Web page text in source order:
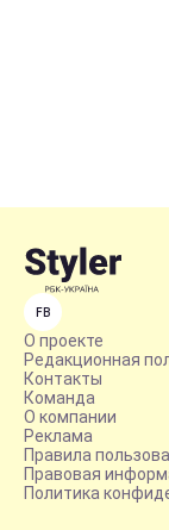
FB
О проекте
Редакционная
Контакты
Команда
О компании
Реклама
Правила
Правовая
Политика